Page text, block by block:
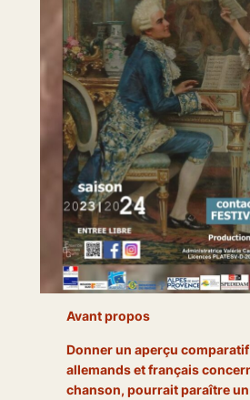
Avant propos
Donner un aperçu
allemands et français
chanson, pourrait paraître